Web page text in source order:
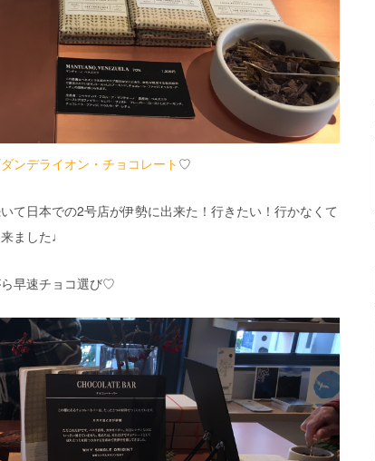
ダンデライオン・チョコレート ♡
て日本での2号店が伊勢に出来た！行きたい！行かなくて
ました♩
早速チョコ選び♡